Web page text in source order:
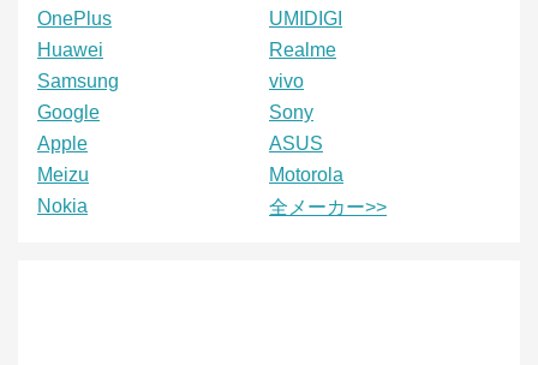
OnePlus
UMIDIGI
Huawei
Realme
Samsung
vivo
Google
Sony
Apple
ASUS
Meizu
Motorola
Nokia
全メーカー>>